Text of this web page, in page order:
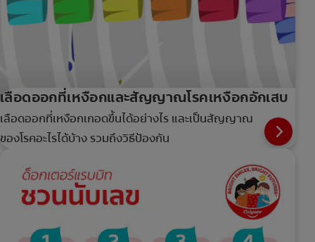
เลือดออกที่เหงือกและสัญญาณโรคเหงือกอักเสบ
เลือดออกที่เหงือกเกอดขึ้นได้อย่างไร และเป็นสัญญาณ
ของโรคอะไรได้บ้าง รวมถึงวิธีป้องกัน